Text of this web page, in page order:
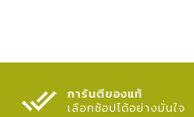
การันตีของแท้
เลือกช้อปได้อย่างมั่นใจ​